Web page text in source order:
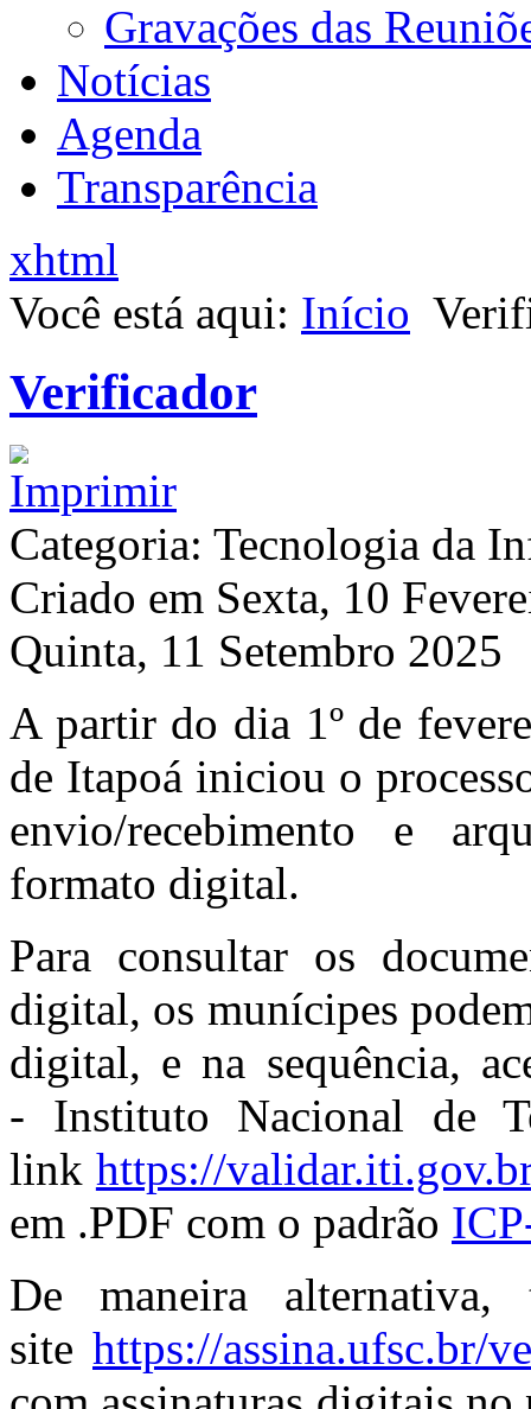
Gravações das
Notícias
Agenda
Transparência
xhtml
Você está aqui: Início
Verificador
Categoria: Tecnologia da
Criado em Sexta, 10
Quinta, 11 Setembro 2025
A partir do dia 1º de
de Itapoá iniciou o
envio/recebimento e
formato digital.
Para consultar os
digital, os munícipes
digital, e na sequência,
- Instituto Nacional de
link https://
em .PDF com o padrão
De maneira
site https://assina.ufsc.br/